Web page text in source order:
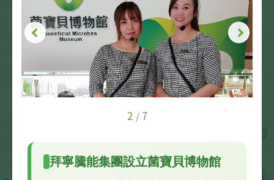
2 / 7
拜寧騰能集團設立菌寶貝博物館